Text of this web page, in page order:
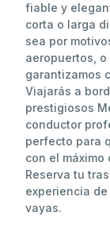
fiable y
corta o larga
sea por
aeropuertos,
garantizamos
Viajarás a
prestigiosos
conductor
perfecto para
con el
Reserva tu
experiencia
vayas.